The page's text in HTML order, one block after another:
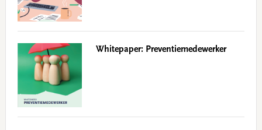
Whitepaper: Preventiemedewerker